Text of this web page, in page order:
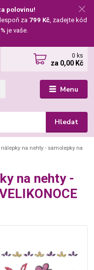
polovinu!
za 799 Kč, zadejte kód
je vaše.
Menu
Hledat
0 ks
za 0,00 Kč
na nehty - samolepky na
na nehty -